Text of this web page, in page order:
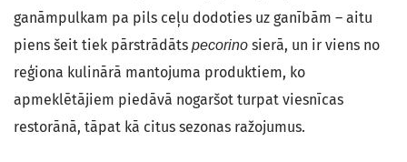
ganāmpulkam pa pils ceļu dodoties uz ganībām – aitu
piens šeit tiek pārstrādāts pecorino sierā, un ir viens no
reģiona kulinārā mantojuma produktiem, ko
apmeklētājiem piedāvā nogaršot turpat viesnīcas
restorānā, tāpat kā citus sezonas ražojumus.